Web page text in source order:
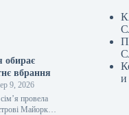
обирає
вбрання
9, 2026
провела
Майорка.
и